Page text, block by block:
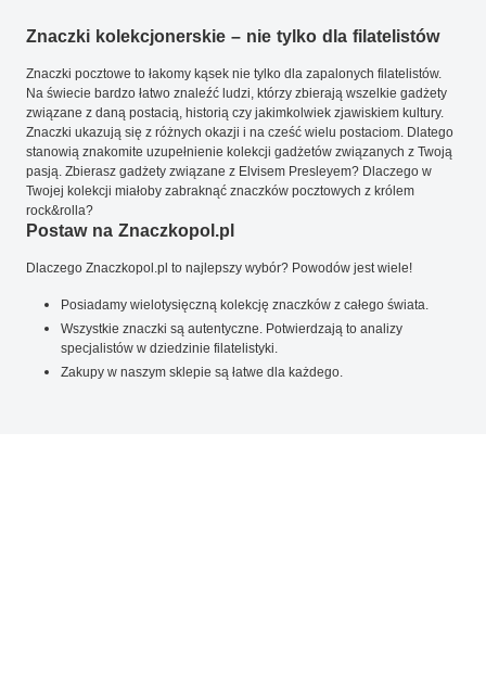
Znaczki kolekcjonerskie – nie tylko dla filatelistów
Znaczki pocztowe to łakomy kąsek nie tylko dla zapalonych filatelistów.
Na świecie bardzo łatwo znaleźć ludzi, którzy zbierają wszelkie gadżety
związane z daną postacią, historią czy jakimkolwiek zjawiskiem kultury.
Znaczki ukazują się z różnych okazji i na cześć wielu postaciom. Dlatego
stanowią znakomite uzupełnienie kolekcji gadżetów związanych z Twoją
pasją. Zbierasz gadżety związane z Elvisem Presleyem? Dlaczego w
Twojej kolekcji miałoby zabraknąć znaczków pocztowych z królem
rock&rolla?
Postaw na Znaczkopol.pl
Dlaczego Znaczkopol.pl to najlepszy wybór? Powodów jest wiele!
Posiadamy wielotysięczną kolekcję znaczków z całego świata.
Wszystkie znaczki są autentyczne. Potwierdzają to analizy
specjalistów w dziedzinie filatelistyki.
Zakupy w naszym sklepie są łatwe dla każdego.